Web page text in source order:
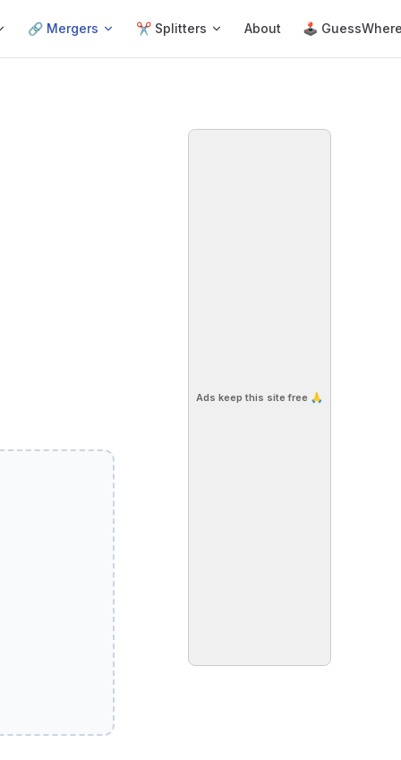
🔗 Mergers ✂️ Splitters About 🕹
Ads keep this site free 🙏